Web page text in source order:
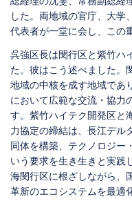
した。両地域の官庁、大学
代表者が一堂に会し、この
呉強区長は閔行区と紫竹ハ
た。彼はこう述べました。
地域の中核を成す地域であ
において広範な交流・協力
す。紫竹ハイテク開発区と
力協定の締結は、長江デル
同体を構築、テクノロジー
いう要求を生き生きと実践
海閔行区に根ざしながら、
革新のエコシステムを最適